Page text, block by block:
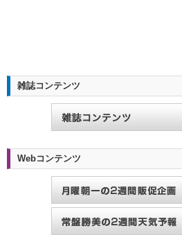
雑誌コンテンツ
Webコンテンツ